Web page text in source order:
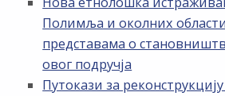
Полимља и околних
представама о
овог подручја
Путокази за